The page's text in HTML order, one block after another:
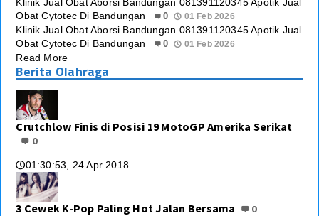
Klinik Jual Obat Aborsi Bandungan 081391120345 Apotik Jual
Obat Cytotec Di Bandungan
0 01 Feb 2026
Klinik Jual Obat Aborsi Bandungan 081391120345 Apotik Jual
Obat Cytotec Di Bandungan
0 01 Feb 2026
Read More
Berita Olahraga
Crutchlow Finis di Posisi 19 MotoGP Amerika Serikat
0
🕔01:30:53, 24 Apr 2018
3 Cewek K-Pop Paling Hot Jalan Bersama 0